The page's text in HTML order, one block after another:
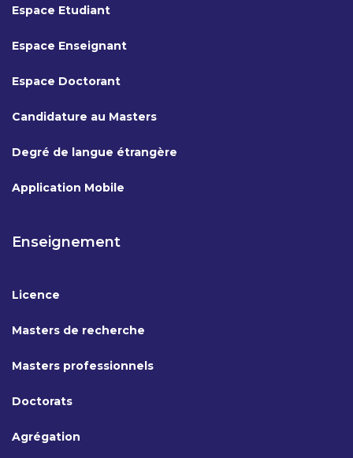
Espace Etudiant
Espace Enseignant
Espace Doctorant
Candidature au Masters
Degré de langue étrangère
Application Mobile
Enseignement
Licence
Masters de recherche
Masters professionnels
Doctorats
Agrégation